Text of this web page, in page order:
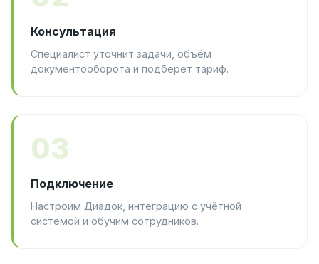
Консультация
Специалист уточнит задачи, объём
документооборота и подберёт тариф.
03
Подключение
Настроим Диадок, интеграцию с учётной
системой и обучим сотрудников.